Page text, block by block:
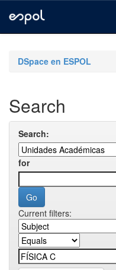
navigationDSpace en ESPOL
Search
Search:
for
Current filters: